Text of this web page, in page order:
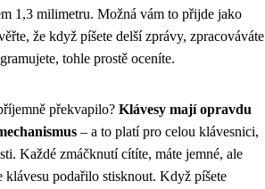
1,3 milimetru. Možná vám to přijde jako
že když píšete delší zprávy, zpracováváte
tohle prostě oceníte.
překvapilo? Klávesy mají opravdu
– a to platí pro celou klávesnici,
Každé zmáčknutí cítíte, máte jemné, ale
klávesu podařilo stisknout. Když píšete